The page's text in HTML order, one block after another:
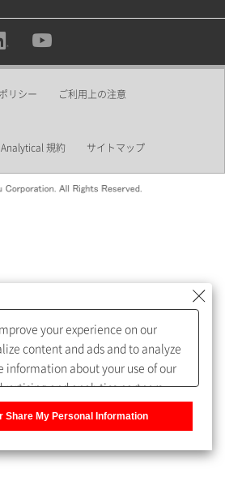
へ登録いただくと、技術情報や
などの閲覧ができます。
リシー ご利用上の注意
Analytical 規約 サイトマップ
your experience on our
content and ads and to analyze
information about your use of our
and analytics partners,
Share My Personal Information